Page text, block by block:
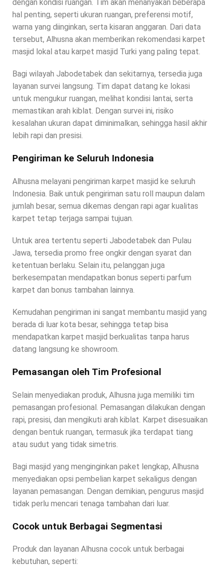
dengan kondisi ruangan. Tim akan menanyakan beberapa
hal penting, seperti ukuran ruangan, preferensi motif,
warna yang diinginkan, serta kisaran anggaran. Dari data
tersebut, Alhusna akan memberikan rekomendasi karpet
masjid lokal atau karpet masjid Turki yang paling tepat.
Bagi wilayah Jabodetabek dan sekitarnya, tersedia juga
layanan survei langsung. Tim dapat datang ke lokasi
untuk mengukur ruangan, melihat kondisi lantai, serta
memastikan arah kiblat. Dengan survei ini, risiko
kesalahan ukuran dapat diminimalkan, sehingga hasil akhir
lebih rapi dan presisi.
Pengiriman ke Seluruh Indonesia
Alhusna melayani pengiriman karpet masjid ke seluruh
Indonesia. Baik untuk pengiriman satu roll maupun dalam
jumlah besar, semua dikemas dengan rapi agar kualitas
karpet tetap terjaga sampai tujuan.
Untuk area tertentu seperti Jabodetabek dan Pulau
Jawa, tersedia promo free ongkir dengan syarat dan
ketentuan berlaku. Selain itu, pelanggan juga
berkesempatan mendapatkan bonus seperti parfum
karpet dan bonus tambahan lainnya.
Kemudahan pengiriman ini sangat membantu masjid yang
berada di luar kota besar, sehingga tetap bisa
mendapatkan karpet masjid berkualitas tanpa harus
datang langsung ke showroom.
Pemasangan oleh Tim Profesional
Selain menyediakan produk, Alhusna juga memiliki tim
pemasangan profesional. Pemasangan dilakukan dengan
rapi, presisi, dan mengikuti arah kiblat. Karpet disesuaikan
dengan bentuk ruangan, termasuk jika terdapat tiang
atau sudut yang tidak simetris.
Bagi masjid yang menginginkan paket lengkap, Alhusna
menyediakan opsi pembelian karpet sekaligus dengan
layanan pemasangan. Dengan demikian, pengurus masjid
tidak perlu mencari tenaga tambahan dari luar.
Cocok untuk Berbagai Segmentasi
Produk dan layanan Alhusna cocok untuk berbagai
kebutuhan, seperti: